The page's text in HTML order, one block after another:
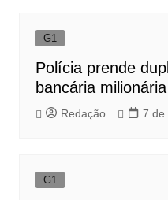
G1
Polícia prende
bancária
Redação 7 de
G1